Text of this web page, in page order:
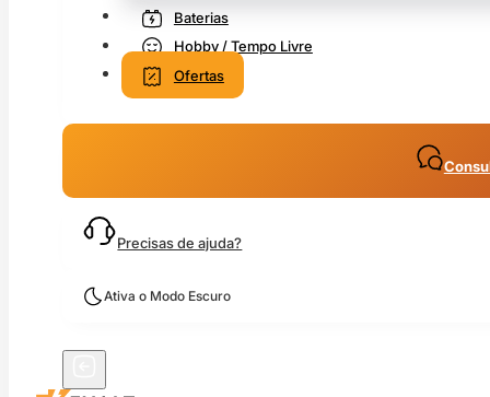
Baterias
Hobby / Tempo Livre
Ofertas
Precisas de ajuda?
Ativa o Modo Escuro